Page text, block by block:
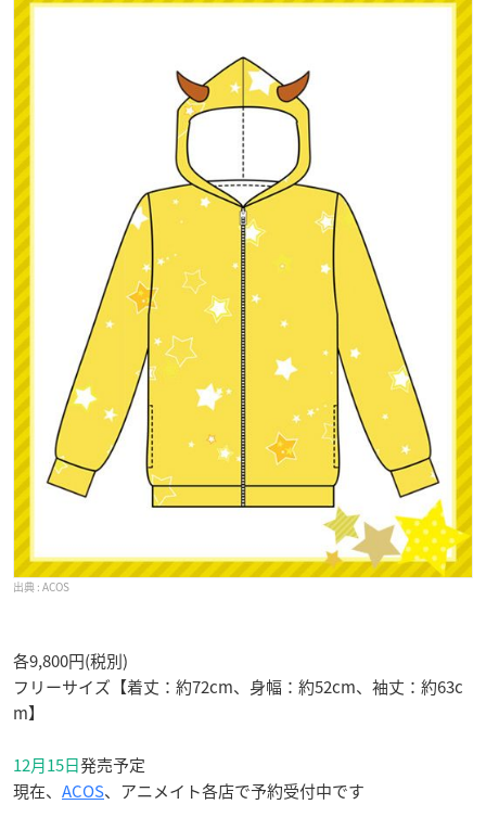
ACOS
各9,800円(税別)
フリーサイズ【着丈：約72cm、身幅：約52cm、袖丈：約63c
m】
12月15日発売予定
現在、 ACOS、アニメイト各店で予約受付中です